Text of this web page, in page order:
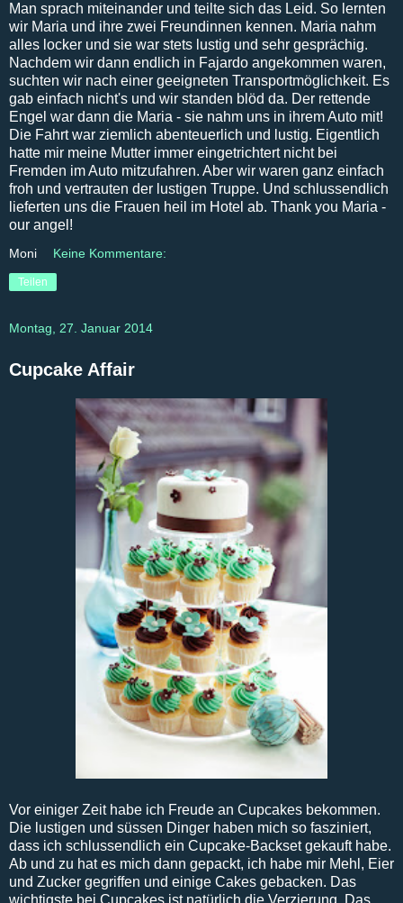
Man sprach miteinander und teilte sich das Leid. So lernten
wir Maria und ihre zwei Freundinnen kennen. Maria nahm
alles locker und sie war stets lustig und sehr gesprächig.
Nachdem wir dann endlich in Fajardo angekommen waren,
suchten wir nach einer geeigneten Transportmöglichkeit. Es
gab einfach nicht's und wir standen blöd da. Der rettende
Engel war dann die Maria - sie nahm uns in ihrem Auto mit!
Die Fahrt war ziemlich abenteuerlich und lustig. Eigentlich
hatte mir meine Mutter immer eingetrichtert nicht bei
Fremden im Auto mitzufahren. Aber wir waren ganz einfach
froh und vertrauten der lustigen Truppe. Und schlussendlich
lieferten uns die Frauen heil im Hotel ab. Thank you Maria -
our angel!
Moni Keine Kommentare:
Teilen
Montag, 27. Januar 2014
Cupcake Affair
Vor einiger Zeit habe ich Freude an Cupcakes bekommen.
Die lustigen und süssen Dinger haben mich so fasziniert,
dass ich schlussendlich ein Cupcake-Backset gekauft habe.
Ab und zu hat es mich dann gepackt, ich habe mir Mehl, Eier
und Zucker gegriffen und einige Cakes gebacken. Das